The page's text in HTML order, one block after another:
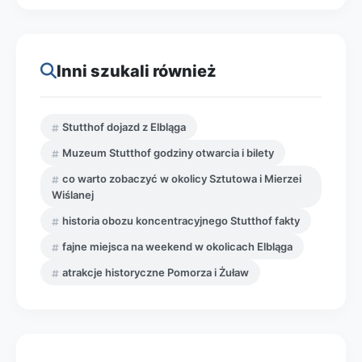
Inni szukali również
Stutthof dojazd z Elbląga
Muzeum Stutthof godziny otwarcia i bilety
co warto zobaczyć w okolicy Sztutowa i Mierzei
Wiślanej
historia obozu koncentracyjnego Stutthof fakty
fajne miejsca na weekend w okolicach Elbląga
atrakcje historyczne Pomorza i Żuław